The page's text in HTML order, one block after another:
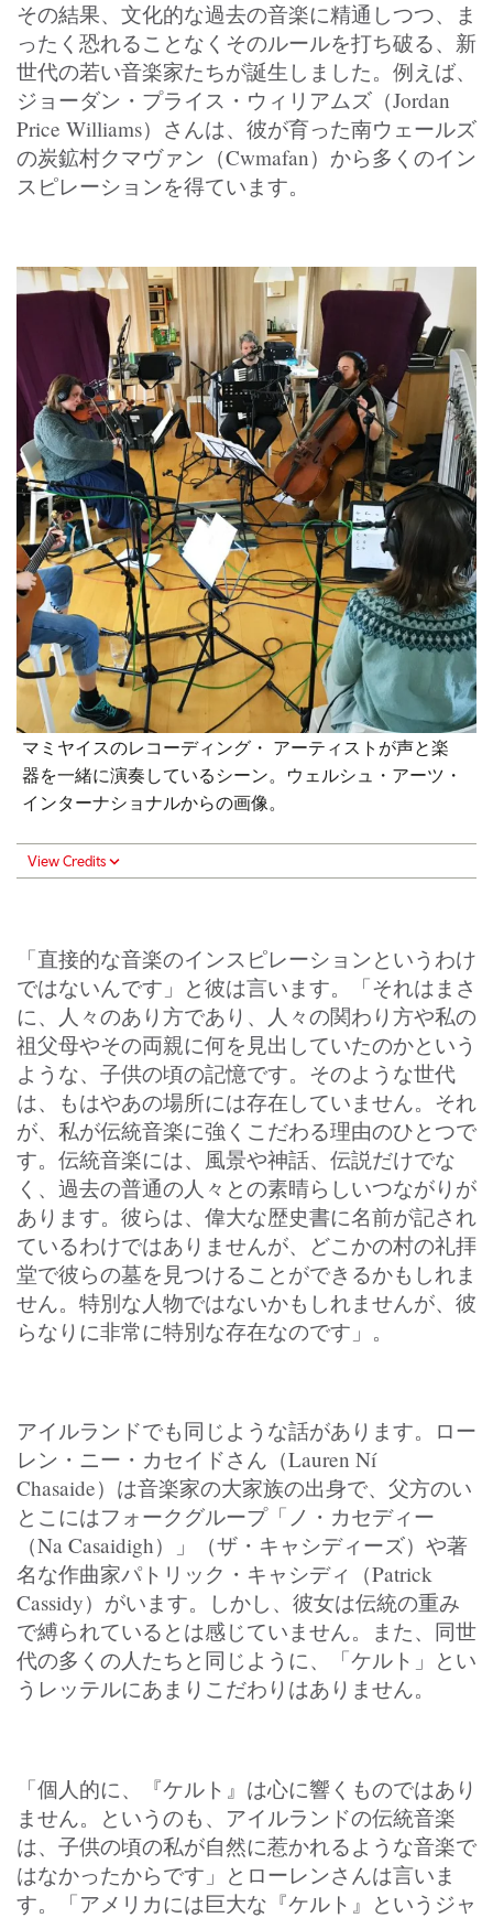
その結果、文化的な過去の音楽に精通しつつ、ま
ったく恐れることなくそのルールを打ち破る、新
世代の若い音楽家たちが誕生しました。例えば、
ジョーダン・プライス・ウィリアムズ（Jordan
Price Williams）さんは、彼が育った南ウェールズ
の炭鉱村クマヴァン（Cwmafan）から多くのイン
スピレーションを得ています。
マミヤイスのレコーディング・ アーティストが声と楽
器を一緒に演奏しているシーン。ウェルシュ・アーツ・
インターナショナルからの画像。
View Credits
「直接的な音楽のインスピレーションというわけ
ではないんです」と彼は言います。「それはまさ
に、人々のあり方であり、人々の関わり方や私の
祖父母やその両親に何を見出していたのかという
ような、子供の頃の記憶です。そのような世代
は、もはやあの場所には存在していません。それ
が、私が伝統音楽に強くこだわる理由のひとつで
す。伝統音楽には、風景や神話、伝説だけでな
く、過去の普通の人々との素晴らしいつながりが
あります。彼らは、偉大な歴史書に名前が記され
ているわけではありませんが、どこかの村の礼拝
堂で彼らの墓を見つけることができるかもしれま
せん。特別な人物ではないかもしれませんが、彼
らなりに非常に特別な存在なのです」。
アイルランドでも同じような話があります。ロー
レン・ニー・カセイドさん（Lauren Ní
Chasaide）は音楽家の大家族の出身で、父方のい
とこにはフォークグループ「ノ・カセディー
（Na Casaidigh）」（ザ・キャシディーズ）や著
名な作曲家パトリック・キャシディ（Patrick
Cassidy）がいます。しかし、彼女は伝統の重み
で縛られているとは感じていません。また、同世
代の多くの人たちと同じように、「ケルト」とい
うレッテルにあまりこだわりはありません。
「個人的に、『ケルト』は心に響くものではあり
ません。というのも、アイルランドの伝統音楽
は、子供の頃の私が自然に惹かれるような音楽で
はなかったからです」とローレンさんは言いま
す。「アメリカには巨大な『ケルト』というジャ